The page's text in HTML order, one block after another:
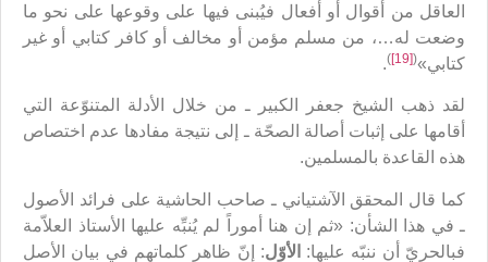
العاقل من أقوال أو أفعال فيُبنى فيها على وقوعها على نحو ما
وضعت له…، من مسلم مؤمن أو مخالف أو كافر كتابي أو غير
كتابي»(
[19]
)
.
لقد ذهب الشيخ جعفر الكبير ـ من خلال الأدلة المتنوّعة التي
أقامها على إثبات أصالة الصحّة ـ إلى نتيجة مفادها عدم اختصاص
هذه القاعدة بالمسلمين.
كما قال المحقق الآشتياني ـ صاحب الحاشية على فرائد الأصول
ـ في هذا الشأن: «ثم إن هنا أموراً لم يُنبِّه عليها الأستاذ العلاّمة
فبالحريّ أن ننبّه عليها:
الأوّل: إنّ ظاهر كلماتهم في بيان الأصل